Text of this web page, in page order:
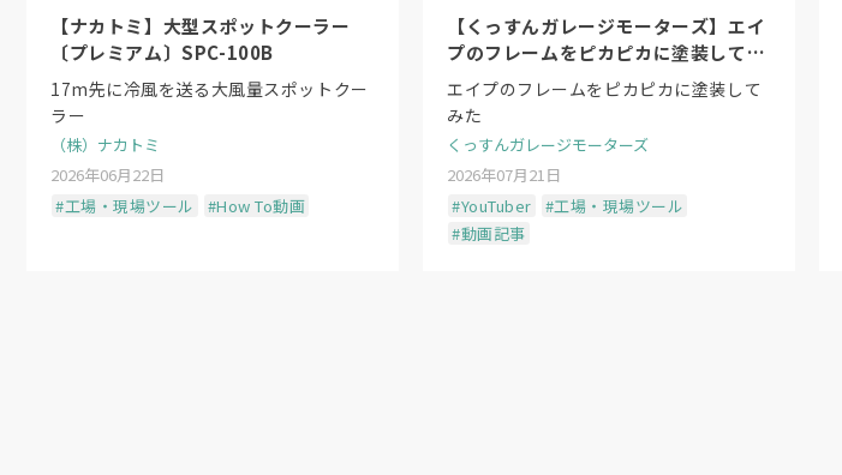
【ナカトミ】大型スポットクーラー
〔プレミアム〕SPC-100B
17m先に冷風を送る大風量スポットクー
ラー
（株）ナカトミ
2026年06月22日
#工場・現場ツール
#How To動画
【くっすんガレージモーターズ】エイ
プのフレームをピカピカに塗装してみ
た
エイプのフレームをピカピカに塗装して
みた
くっすんガレージモーターズ
2026年07月21日
#YouTuber
#工場・現場ツール
#動画記事